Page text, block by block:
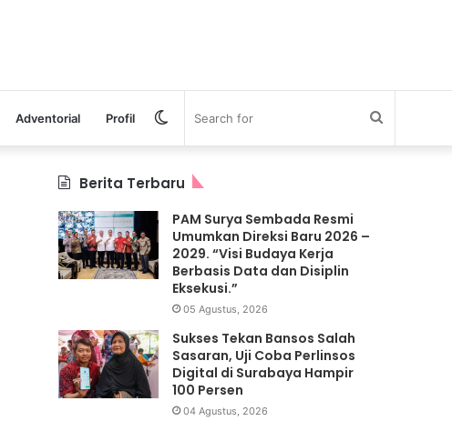
Adventorial Profil Search
Switch
skin
Berita Terbaru
PAM Surya Sembada Resmi
Umumkan Direksi Baru 2026 –
2029. “Visi Budaya Kerja
Berbasis Data dan Disiplin
Eksekusi.”
05 Agustus, 2026
Sukses Tekan Bansos Salah
Sasaran, Uji Coba Perlinsos
Digital di Surabaya Hampir
100 Persen
04 Agustus, 2026